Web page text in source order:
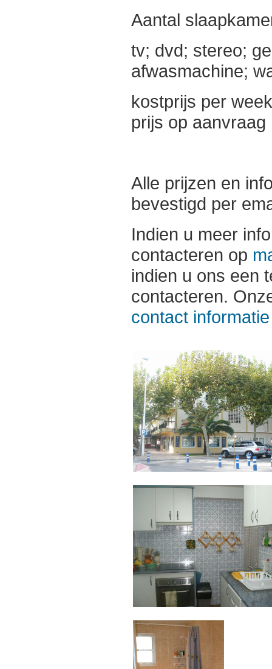
Aantal
tv; dvd; stereo;
afwasmachine;
kostprijs per
prijs op aanvraag
Alle prijzen en
bevestigd per
Indien u meer
contacteren op
indien u ons een
contacteren.
contact informatie